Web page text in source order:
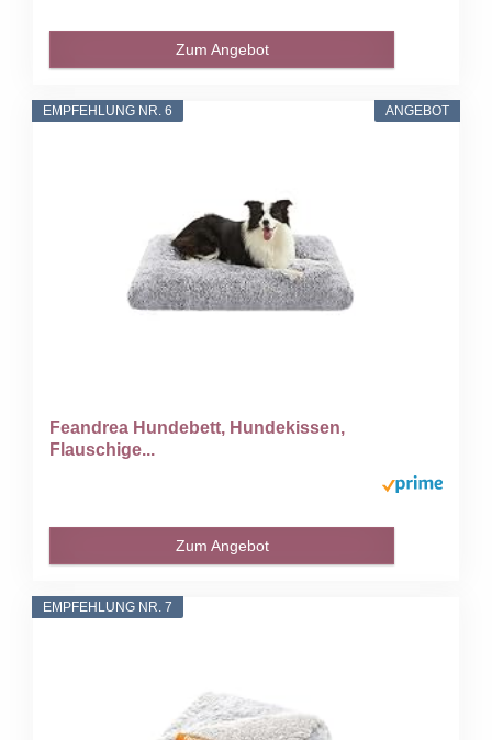
Zum Angebot
ANGEBOT
EMPFEHLUNG NR. 6
Feandrea Hundebett, Hundekissen,
Flauschige...
Zum Angebot
EMPFEHLUNG NR. 7